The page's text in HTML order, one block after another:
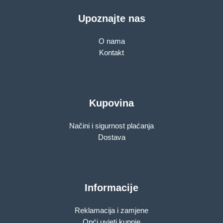
Upoznajte nas
O nama
Kontakt
Kupovina
Načini i sigurnost plaćanja
Dostava
Informacije
Reklamacija i zamjene